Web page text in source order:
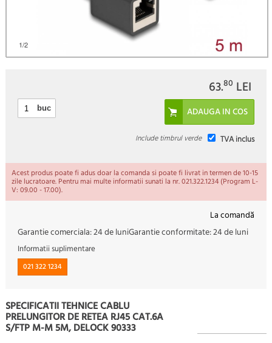
1/2
63.80 LEI
buc
TVA inclus
Include timbrul verde
Acest produs poate fi adus doar la comanda si poate fi livrat in termen de 10-15
zile lucratoare. Pentru mai multe informatii sunati la nr. 021.322.1234 (Program L-
V: 09.00 - 17.00).
La comandă
Garantie comerciala:24 de luniGarantie conformitate:24 de luni
Informatii suplimentare
021 322 1234
SPECIFICATII TEHNICE CABLU
PRELUNGITOR DE RETEA RJ45 CAT.6A
S/FTP M-M 5M, DELOCK 90333